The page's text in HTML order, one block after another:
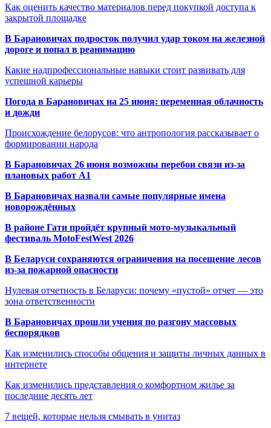
Как оценить качество материалов перед покупкой доступа к
закрытой площадке
В Барановичах подросток получил удар током на железной
дороге и попал в реанимацию
Какие надпрофессиональные навыки стоит развивать для
успешной карьеры
Погода в Барановичах на 25 июня: переменная облачность
и дожди
Происхождение белорусов: что антропология рассказывает о
формировании народа
В Барановичах 26 июня возможны перебои связи из-за
плановых работ A1
В Барановичах назвали самые популярные имена
новорождённых
В районе Гати пройдёт крупный мото-музыкальный
фестиваль MotoFestWest 2026
В Беларуси сохраняются ограничения на посещение лесов
из-за пожарной опасности
Нулевая отчетность в Беларуси: почему «пустой» отчет — это
зона ответственности
В Барановичах прошли учения по разгону массовых
беспорядков
Как изменились способы общения и защиты личных данных в
интернете
Как изменились представления о комфортном жилье за
последние десять лет
7 вещей, которые нельзя смывать в унитаз